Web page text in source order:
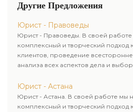
Другие Предложения
Юрист - Правоведы
Юрист - Правоведы. В своей
комплексный и творческий
клиентов, проведение
анализа всех аспектов дела и
Юрист - Астана
Юрист - Астана. В своей работе мы
комплексный и творческий